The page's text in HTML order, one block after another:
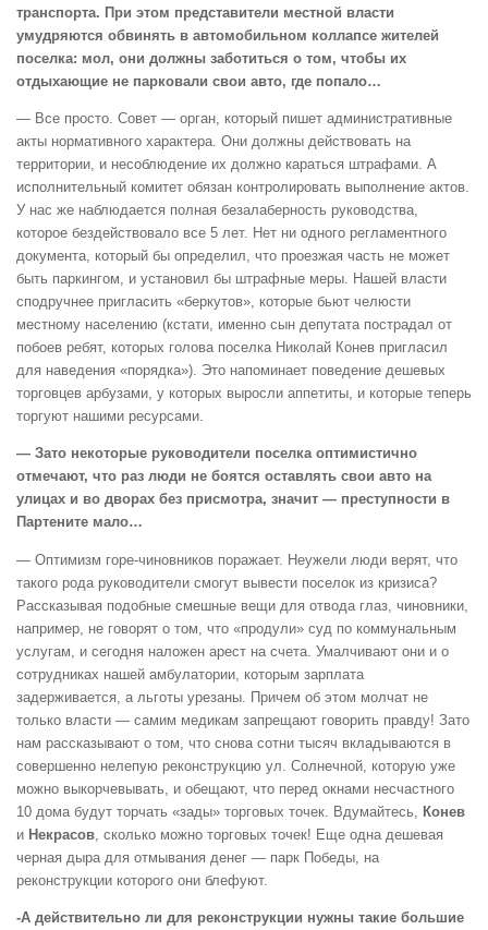
транспорта. При этом представители местной власти
умудряются обвинять в автомобильном коллапсе жителей
поселка: мол, они должны заботиться о том, чтобы их
отдыхающие не парковали свои авто, где попало…
— Все просто. Совет — орган, который пишет административные
акты нормативного характера. Они должны действовать на
территории, и несоблюдение их должно караться штрафами. А
исполнительный комитет обязан контролировать выполнение актов.
У нас же наблюдается полная безалаберность руководства,
которое бездействовало все 5 лет. Нет ни одного регламентного
документа, который бы определил, что проезжая часть не может
быть паркингом, и установил бы штрафные меры. Нашей власти
сподручнее пригласить «беркутов», которые бьют челюсти
местному населению (кстати, именно сын депутата пострадал от
побоев ребят, которых голова поселка Николай Конев пригласил
для наведения «порядка»). Это напоминает поведение дешевых
торговцев арбузами, у которых выросли аппетиты, и которые теперь
торгуют нашими ресурсами.
— Зато некоторые руководители поселка оптимистично
отмечают, что раз люди не боятся оставлять свои авто на
улицах и во дворах без присмотра, значит — преступности в
Партените мало…
— Оптимизм горе-чиновников поражает. Неужели люди верят, что
такого рода руководители смогут вывести поселок из кризиса?
Рассказывая подобные смешные вещи для отвода глаз, чиновники,
например, не говорят о том, что «продули» суд по коммунальным
услугам, и сегодня наложен арест на счета. Умалчивают они и о
сотрудниках нашей амбулатории, которым зарплата
задерживается, а льготы урезаны. Причем об этом молчат не
только власти — самим медикам запрещают говорить правду! Зато
нам рассказывают о том, что снова сотни тысяч вкладываются в
совершенно нелепую реконструкцию ул. Солнечной, которую уже
можно выкорчевывать, и обещают, что перед окнами несчастного
10 дома будут торчать «зады» торговых точек. Вдумайтесь, Конев
и Некрасов , сколько можно торговых точек! Еще одна дешевая
черная дыра для отмывания денег — парк Победы, на
реконструкции которого они блефуют.
-А действительно ли для реконструкции нужны такие большие